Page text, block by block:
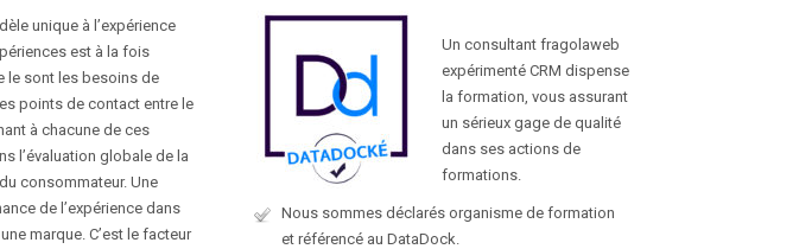
unique à l’expérience
est à la fois
le sont les besoins de
points de contact entre le
à chacune de ces
l’évaluation globale de la
consommateur. Une
de l’expérience dans
marque. C’est le facteur
Un consultant fragolaweb
expérimenté CRM dispense
la formation, vous assurant
un sérieux gage de qualité
dans ses actions de
formations.
Nous sommes déclarés organisme de formation
et référencé au DataDock.